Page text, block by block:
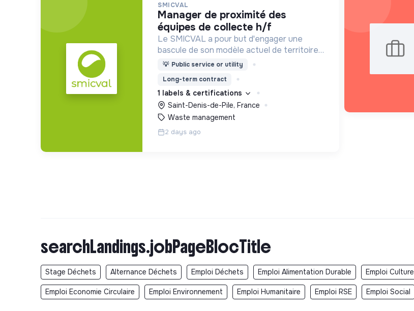
SMICVAL
manager de proximité des
équipes de collecte h/f
Le SMICVAL a pour but d'engager une
bascule de son modèle actuel de territoire
vers une dynamique positive Zero Waste.
💡 Public service or utility
Long-term contract
1 labels & certifications
Saint-Denis-de-Pile, France
Waste management
2 days ago
searchLandings.jobPageBlocTitle
Stage Déchets Alternance Déchets Emploi Déchets Emploi Alimentation Durable Emploi Culture
Emploi Economie Circulaire Emploi Environnement Emploi Humanitaire Emploi RSE Emploi Social